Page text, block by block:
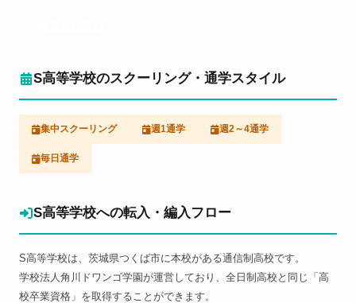
S高等学校のスクーリング・通学スタイル
集中スクーリング 週1通学 週2～4通学
毎日通学
S高等学校への転入・編入フロー
S高等学校は、茨城県つくば市に本校がある通信制高校です。
学校法人角川ドワンゴ学園が運営しており、全日制高校と同じ「高
校卒業資格」を取得することができます。